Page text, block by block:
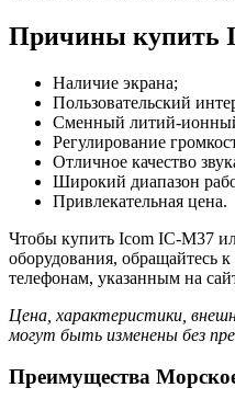
Причины купить
Наличие экрана;
Пользовательский
Сменный литий-
Регулирование
Отличное качество
Широкий диапазон
Привлекательная цена.
Чтобы купить Icom IC-M37
оборудования, обращайтесь
телефонам, указанным на
Цена, характеристики,
могут быть изменены без
Преимущества